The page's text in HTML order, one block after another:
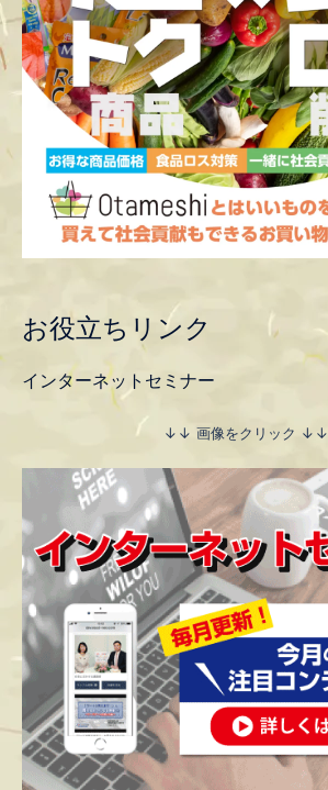
お役立ちリンク
インターネットセミナー
↓↓ 画像をクリック ↓↓